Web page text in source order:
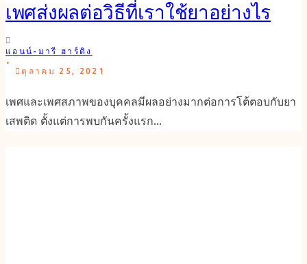
เพศส่งผลต่อวิธีที่เราใช้ยาอย่างไร
แอนน์-มารี ฮาร์ดิง
.
ตุลาคม 25, 2021
เพศและเพศสภาพของบุคคลมีผลอย่างมากต่อการโต้ตอบกับยา
เสพติด ตั้งแต่การพบกันครั้งแรก...